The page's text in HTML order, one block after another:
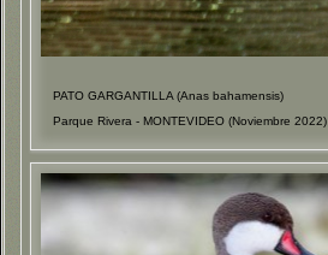
PATO GARGANTILLA (Anas bahamensis)
Parque Rivera - MONTEVIDEO (Noviembre 2022)